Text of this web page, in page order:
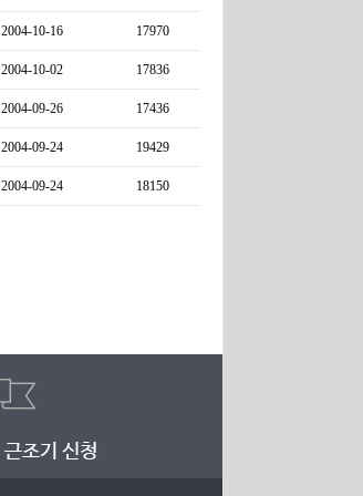
2004-10-16 17970
2004-10-02 17836
2004-09-26 17436
2004-09-24 19429
2004-09-24 18150